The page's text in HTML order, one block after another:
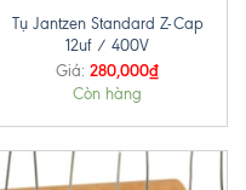
Tụ Jantzen Standard Z-Cap
12uf / 400V
Giá: 280,000₫
Còn hàng